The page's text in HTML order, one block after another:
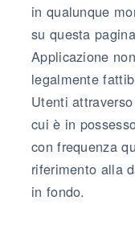
in qualunque
su questa
Applicazione
legalmente
Utenti
cui è in
con frequenza
riferimento alla
in fondo.